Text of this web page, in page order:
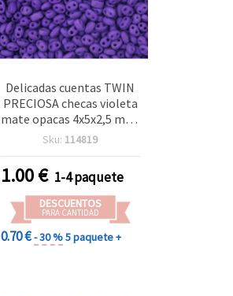
Delicadas cuentas TWIN
PRECIOSA checas violeta
mate opacas 4x5x2,5 mm,
dos agujeros (1 mm) –
tejido con abalorios y
manualidades DIY – 10 g
(±130 piezas)
Sku: 114819
1.00€ 1-4 paquete
DESCUENTOS
PARA CANTIDAD
0.70 €- 30 %5 paquete +